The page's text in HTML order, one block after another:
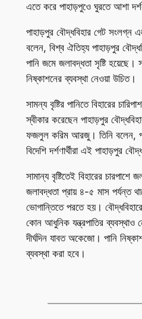
এতে করে পাহাড়পুওে ঘুরতে আশা
পাহাড়পুর বৌদ্ধবিহার গেট সংলগ্ন
বলেন, বিশ্ব ঐতিহ্য পাহাড়পুর
পানি জমে জলাবদ্ধতা সৃষ্টি হয়েছে।
নিষ্কাশনের ব্যবস্থা নেওয়া উচিত।
সামন্য বৃষ্টির পানিতে বিহারের
স্বীকার করেছেন পাহাড়পুর
ফজলুল করিম আরজু। তিনি বলেন,
বিদেশি দর্শণার্থীরা এই পাহাড়পুর
সামান্য বৃষ্টিতেই বিহারের
জলাবদ্ধতা প্রায় ৪-৫ মাস পর্যন্ত
ভোগান্তিতে পরতে হয়।
কোন আধুনিক যন্ত্রপাতির ব্যবস্থাও
দীর্ঘদিন যাবত অকেজো। পানি
ব্যবস্থা করা হবে।